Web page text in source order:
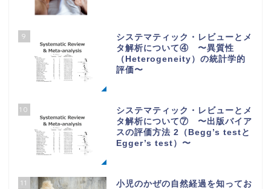
9
システマティック・レビューとメ
タ解析について④ 〜異質性
（Heterogeneity）の統計学的
評価〜
10
システマティック・レビューとメ
タ解析について⑦ 〜出版バイア
スの評価方法 2（Begg’s testと
Egger’s test）〜
11
小児のかぜの自然経過を知ってお